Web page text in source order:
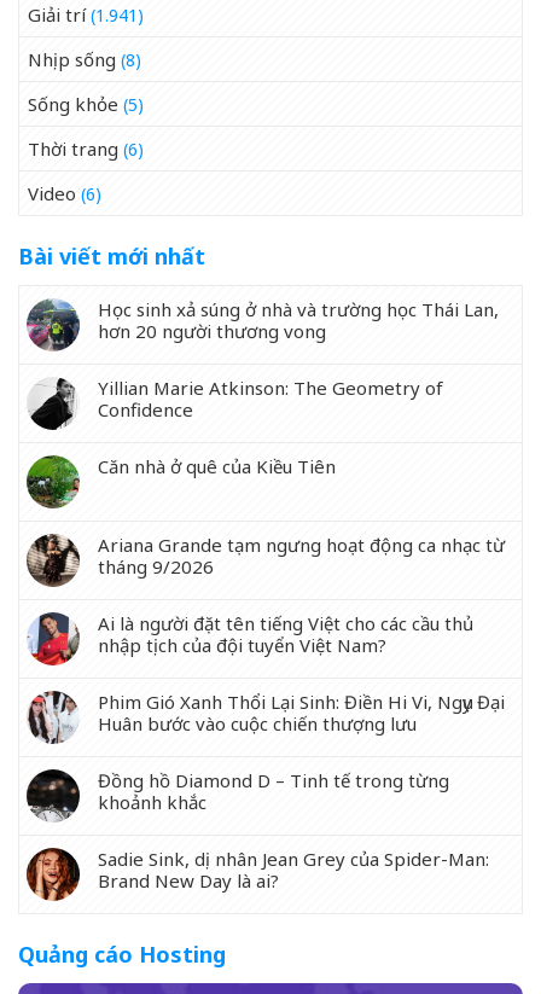
Giải trí(1.941)
Nhịp sống (8)
Sống khỏe (5)
Thời trang (6)
Video (6)
Bài viết mới nhất
Học sinh xả súng ở nhà và trường học Thái Lan,
hơn 20 người thương vong
Yillian Marie Atkinson: The Geometry of
Confidence
Căn nhà ở quê của Kiều Tiên
Ariana Grande tạm ngưng hoạt động ca nhạc từ
tháng 9/2026
Ai là người đặt tên tiếng Việt cho các cầu thủ
nhập tịch của đội tuyển Việt Nam?
Phim Gió Xanh Thổi Lại Sinh: Điền Hi Vi, Ngụy Đại
Huân bước vào cuộc chiến thượng lưu
Đồng hồ Diamond D – Tinh tế trong từng
khoảnh khắc
Sadie Sink, dị nhân Jean Grey của Spider-Man:
Brand New Day là ai?
Quảng cáo Hosting